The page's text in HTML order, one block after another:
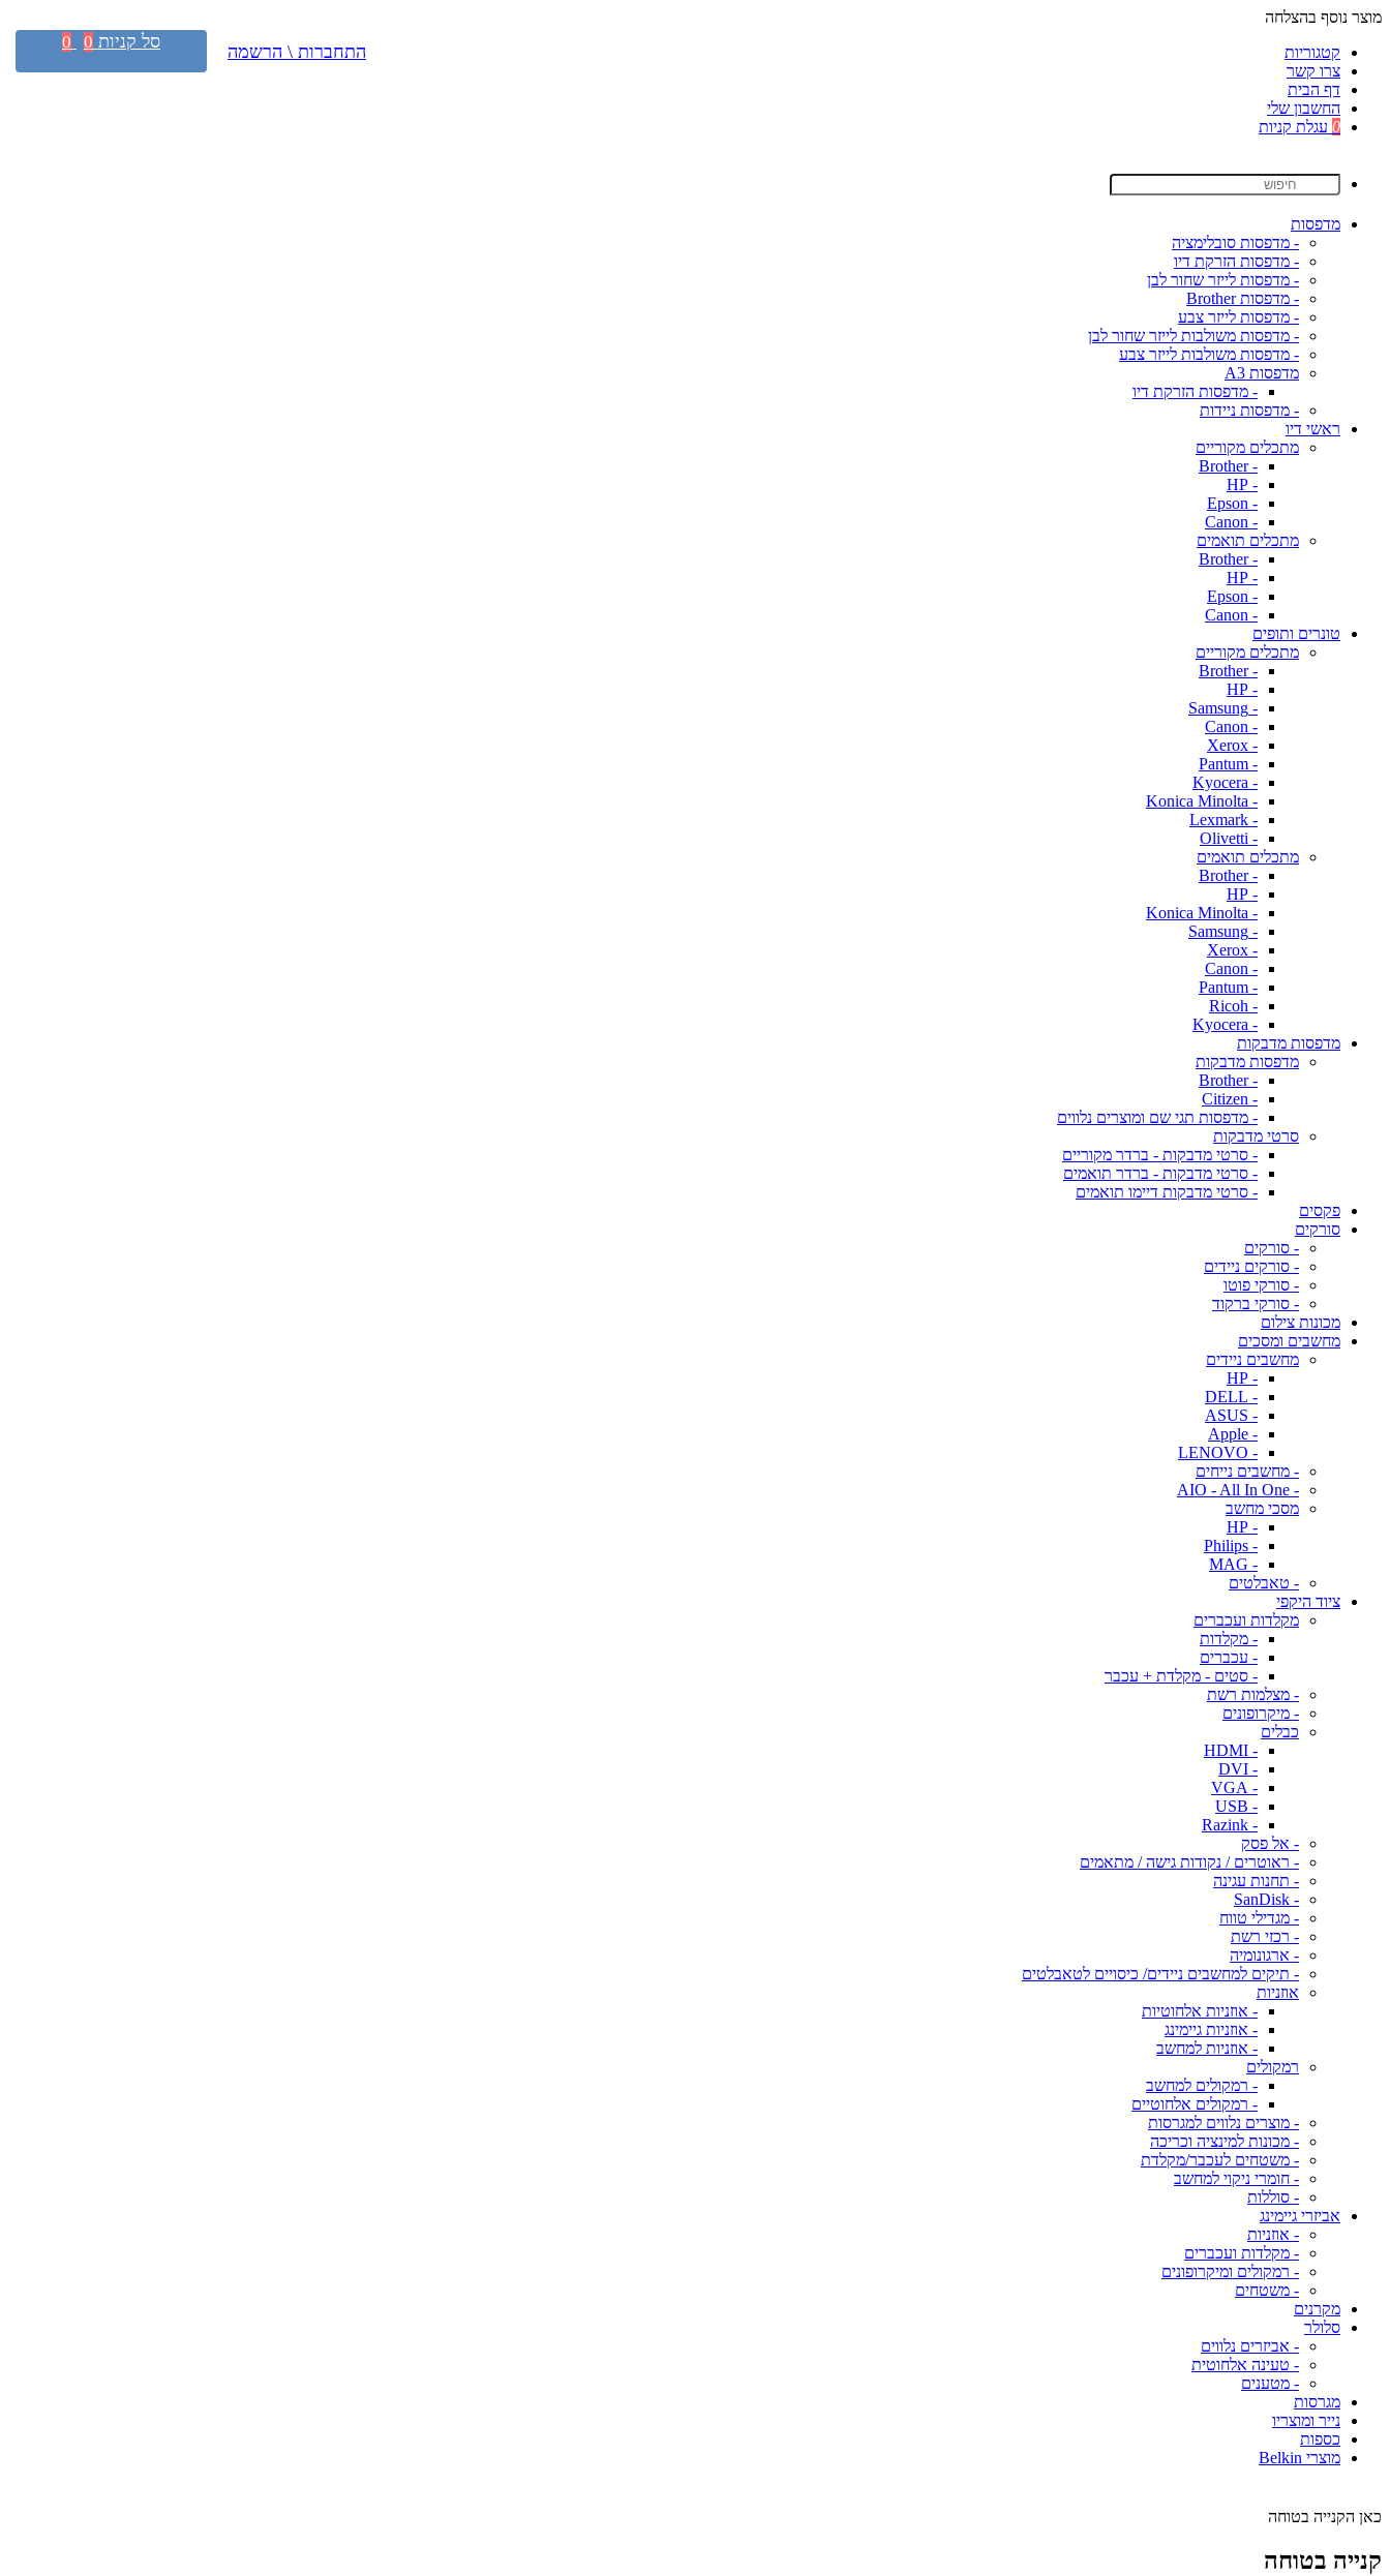
מוצר נוסף בהצלחה
קטגוריות
צרו קשר
דף הבית
החשבון שלי
0 עגלת קניות
מדפסות
- מדפסות סובלימציה
- מדפסות הזרקת דיו
- מדפסות לייזר שחור לבן
- מדפסות Brother
- מדפסות לייזר צבע
- מדפסות משולבות לייזר שחור לבן
- מדפסות משולבות לייזר צבע
מדפסות A3
- מדפסות הזרקת דיו
- מדפסות ניידות
ראשי דיו
מתכלים מקוריים
- Brother
- HP
- Epson
- Canon
מתכלים תואמים
- Brother
- HP
- Epson
- Canon
טונרים ותופים
מתכלים מקוריים
- Brother
- HP
- Samsung
- Canon
- Xerox
- Pantum
- Kyocera
- Konica Minolta
- Lexmark
- Olivetti
מתכלים תואמים
- Brother
- HP
- Konica Minolta
- Samsung
- Xerox
- Canon
- Pantum
- Ricoh
- Kyocera
מדפסות מדבקות
מדפסות מדבקות
- Brother
- Citizen
- מדפסות תגי שם ומוצרים נלווים
סרטי מדבקות
- סרטי מדבקות - ברדר מקוריים
- סרטי מדבקות - ברדר תואמים
- סרטי מדבקות דיימו תואמים
פקסים
סורקים
- סורקים
- סורקים ניידים
- סורקי פוטו
- סורקי ברקוד
מכונות צילום
מחשבים ומסכים
מחשבים ניידים
- HP
- DELL
- ASUS
- Apple
- LENOVO
- מחשבים נייחים
- AIO - All In One
מסכי מחשב
- HP
- Philips
- MAG
- טאבלטים
ציוד היקפי
מקלדות ועכברים
- מקלדות
- עכברים
- סטים - מקלדת + עכבר
- מצלמות רשת
- מיקרופונים
כבלים
- HDMI
- DVI
- VGA
- USB
- Razink
- אל פסק
- ראוטרים / נקודות גישה / מתאמים
- תחנות עגינה
- SanDisk
- מגדילי טווח
- רכזי רשת
- ארגונומיה
- תיקים למחשבים ניידים/ כיסויים לטאבלטים
אוזניות
- אוזניות אלחוטיות
- אוזניות גיימינג
- אוזניות למחשב
רמקולים
- רמקולים למחשב
- רמקולים אלחוטיים
- מוצרים נלווים למגרסות
- מכונות למינציה וכריכה
- משטחים לעכבר/מקלדת
- חומרי ניקוי למחשב
- סוללות
אביזרי גיימינג
- אוזניות
- מקלדות ועכברים
- רמקולים ומיקרופונים
- משטחים
מקרנים
סלולר
- אביזרים נלווים
- טעינה אלחוטית
- מטענים
מגרסות
נייר ומוצריו
כספות
מוצרי Belkin
כאן הקנייה בטוחה
קנייה בטוחה
התחברות \ הרשמה סל קניות 0
0